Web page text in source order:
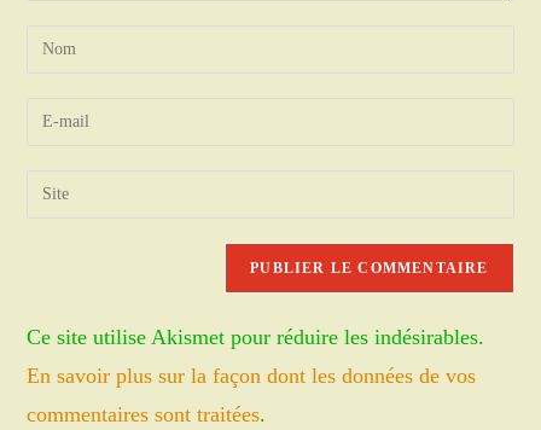
Enter
Enter
address
Saisir
(facultatif)
Ce site utilise Akismet pour réduire les indésirables.
En savoir plus sur la façon dont les données de vos
commentaires sont traitées.